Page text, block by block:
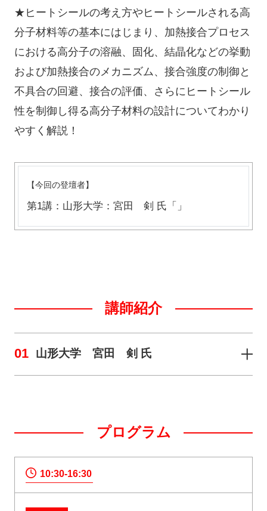
★ヒートシールの考え方やヒートシールされる高
分子材料等の基本にはじまり、加熱接合プロセス
における高分子の溶融、固化、結晶化などの挙動
および加熱接合のメカニズム、接合強度の制御と
不具合の回避、接合の評価、さらにヒートシール
性を制御し得る高分子材料の設計についてわかり
やすく解説！
【今回の登壇者】
第1講：山形大学：宮田 剣 氏「」
講師紹介
01 山形大学 宮田 剣 氏
プログラム
10:30-16:30